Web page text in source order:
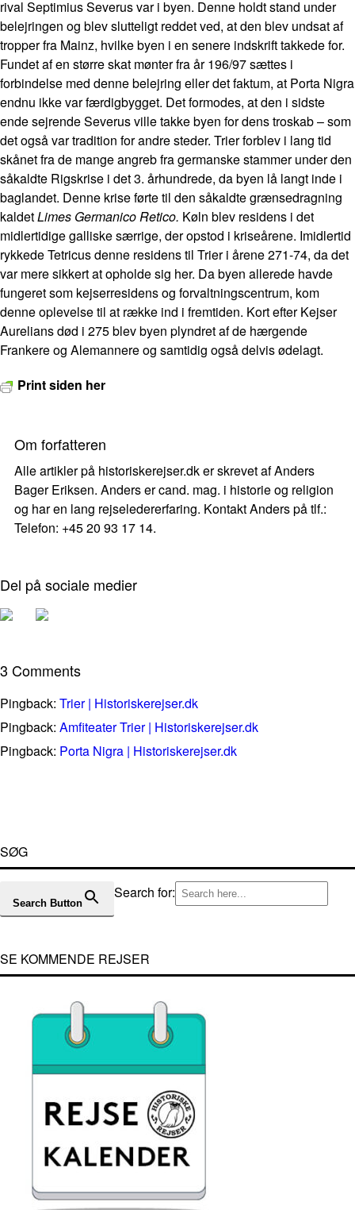
rival Septimius Severus var i byen. Denne holdt stand under
belejringen og blev slutteligt reddet ved, at den blev undsat af
tropper fra Mainz, hvilke byen i en senere indskrift takkede for.
Fundet af en større skat mønter fra år 196/97 sættes i
forbindelse med denne belejring eller det faktum, at Porta Nigra
endnu ikke var færdigbygget. Det formodes, at den i sidste
ende sejrende Severus ville takke byen for dens troskab – som
det også var tradition for andre steder. Trier forblev i lang tid
skånet fra de mange angreb fra germanske stammer under den
såkaldte Rigskrise i det 3. århundrede, da byen lå langt inde i
baglandet. Denne krise førte til den såkaldte grænsedragning
kaldetLimes Germanico Retico. Køln blev residens i det
midlertidige galliske særrige, der opstod i kriseårene. Imidlertid
rykkede Tetricus denne residens til Trier i årene 271-74, da det
var mere sikkert at opholde sig her. Da byen allerede havde
fungeret som kejserresidens og forvaltningscentrum, kom
denne oplevelse til at række ind i fremtiden. Kort efter Kejser
Aurelians død i 275 blev byen plyndret af de hærgende
Frankere og Alemannere og samtidig også delvis ødelagt.
Print siden her
Om forfatteren
Alle artikler på historiskerejser.dk er skrevet af Anders
Bager Eriksen. Anders er cand. mag. i historie og religion
og har en lang rejseledererfaring. Kontakt Anders på tlf.:
Telefon: +45 20 93 17 14.
Del på sociale medier
3 Comments
Pingback: Trier | Historiskerejser.dk
Pingback: Amfiteater Trier | Historiskerejser.dk
Pingback: Porta Nigra | Historiskerejser.dk
SØG
Search for:
Search Button
SE KOMMENDE REJSER